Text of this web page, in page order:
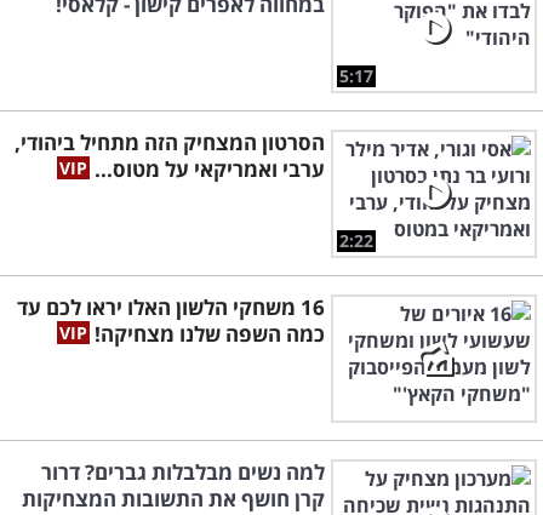
5:17
2:22
הסרטון המצחיק הזה מתחיל ביהודי,
ערבי ואמריקאי על מטוס...
16 משחקי הלשון האלו יראו לכם עד
כמה השפה שלנו מצחיקה!
למה נשים מבלבלות גברים? דרור
קרן חושף את התשובות המצחיקות